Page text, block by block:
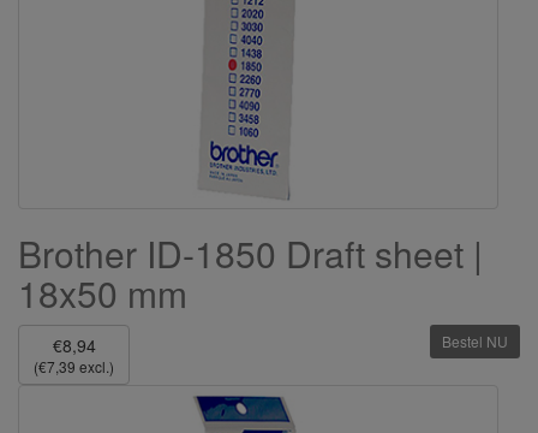
Brother ID-1850 Draft sheet |
18x50 mm
€8,94
(€7,39 excl.)
Bestel NU